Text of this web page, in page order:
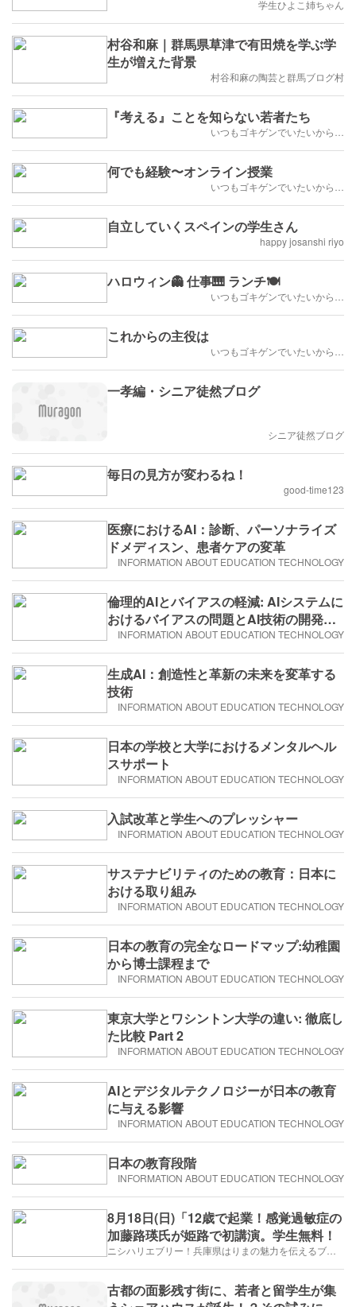
学生ひよこ姉ちゃん
村谷和麻｜群馬県草津で有田焼を学ぶ学
生が増えた背景
村谷和麻の陶芸と群馬ブログ村
『考える』ことを知らない若者たち
いつもゴキゲンでいたいから…
何でも経験〜オンライン授業
いつもゴキゲンでいたいから…
自立していくスペインの学生さん
happy josanshi riyo
ハロウィン👻 仕事🎹 ランチ🍽️
いつもゴキゲンでいたいから…
これからの主役は
いつもゴキゲンでいたいから…
一孝編・シニア徒然ブログ
シニア徒然ブログ
毎日の見方が変わるね！
good-time123
医療におけるAI：診断、パーソナライズ
ドメディスン、患者ケアの変革
INFORMATION ABOUT EDUCATION TECHNOLOGY
倫理的AIとバイアスの軽減: AIシステムに
おけるバイアスの問題とAI技術の開発・
展開における倫理的考慮事項
INFORMATION ABOUT EDUCATION TECHNOLOGY
生成AI：創造性と革新の未来を変革する
技術
INFORMATION ABOUT EDUCATION TECHNOLOGY
日本の学校と大学におけるメンタルヘル
スサポート
INFORMATION ABOUT EDUCATION TECHNOLOGY
入試改革と学生へのプレッシャー
INFORMATION ABOUT EDUCATION TECHNOLOGY
サステナビリティのための教育：日本に
おける取り組み
INFORMATION ABOUT EDUCATION TECHNOLOGY
日本の教育の完全なロードマップ:幼稚園
から博士課程まで
INFORMATION ABOUT EDUCATION TECHNOLOGY
東京大学とワシントン大学の違い: 徹底し
た比較 Part 2
INFORMATION ABOUT EDUCATION TECHNOLOGY
AIとデジタルテクノロジーが日本の教育
に与える影響
INFORMATION ABOUT EDUCATION TECHNOLOGY
日本の教育段階
INFORMATION ABOUT EDUCATION TECHNOLOGY
8月18日(日)「12歳で起業！感覚過敏症の
加藤路瑛氏が姫路で初講演。学生無料！
古都の面影残す街に、若者と留学生が集